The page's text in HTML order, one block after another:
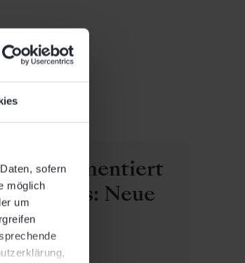
sofern
möglich
um
komplementiert
Neue
für
und